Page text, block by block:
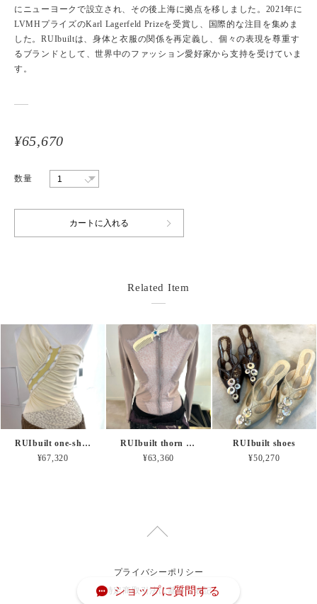
にニューヨークで設立され、その後上海に拠点を移しました。2021年に
LVMHプライズのKarl Lagerfeld Prizeを受賞し、国際的な注目を集めま
した。RUIbuiltは、身体と衣服の関係を再定義し、個々の表現を尊重す
るブランドとして、世界中のファッション愛好家から支持を受けていま
す。
¥65,670
数量
Related Item
RUIbuilt one-shoulder ruched combo leopard mesh bodysuit
¥67,320
RUIbuilt thorn combo leopard mesh sport jacket
¥63,360
RUIbuilt shoes
¥50,270
プライバシーポリシー
特定商取引法に基づく表記
ショップに質問する